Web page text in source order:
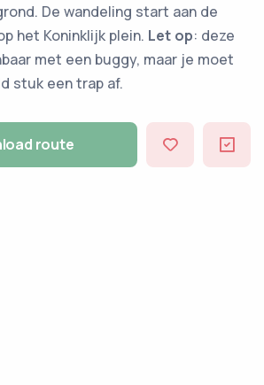
De wandeling start aan de
het Koninklijk plein. Let op: deze
met een buggy, maar je moet
stuk een trap af.
route